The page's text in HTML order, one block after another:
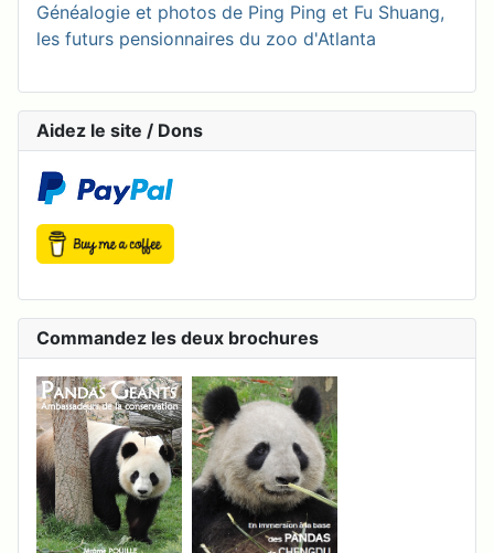
Généalogie et photos de Ping Ping et Fu Shuang,
les futurs pensionnaires du zoo d'Atlanta
Aidez le site / Dons
Commandez les deux brochures